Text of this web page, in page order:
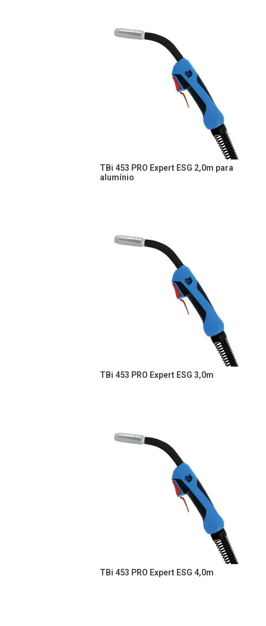
TBi 453 PRO Expert ESG 2,0m para
alumínio
TBi 453 PRO Expert ESG 3,0m
TBi 453 PRO Expert ESG 4,0m